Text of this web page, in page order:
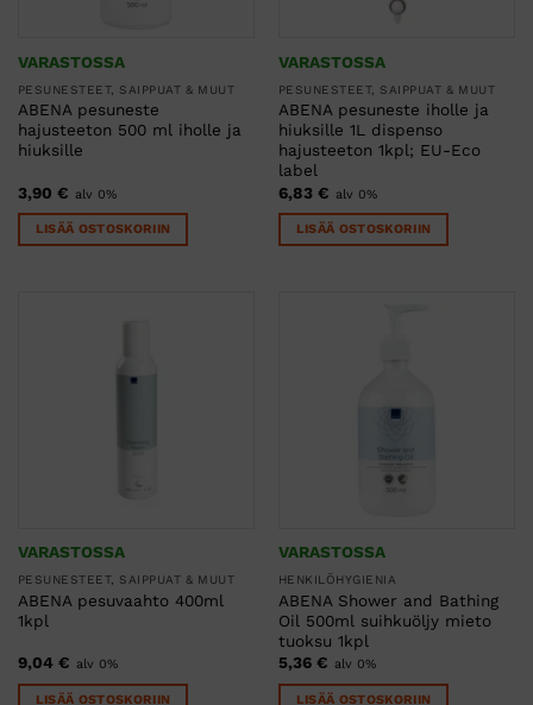
VARASTOSSA
PESUNESTEET, SAIPPUAT & MUUT
ABENA pesuneste
hajusteeton 500 ml iholle ja
hiuksille
3,90 € alv 0%
LISÄÄ OSTOSKORIIN
VARASTOSSA
PESUNESTEET, SAIPPUAT & MUUT
ABENA pesuneste iholle ja
hiuksille 1L dispenso
hajusteeton 1kpl; EU-Eco
label
6,83 € alv 0%
LISÄÄ OSTOSKORIIN
VARASTOSSA
PESUNESTEET, SAIPPUAT & MUUT
ABENA pesuvaahto 400ml
1kpl
9,04 € alv 0%
LISÄÄ OSTOSKORIIN
VARASTOSSA
HENKILÖHYGIENIA
ABENA Shower and Bathing
Oil 500ml suihkuöljy mieto
tuoksu 1kpl
5,36 € alv 0%
LISÄÄ OSTOSKORIIN